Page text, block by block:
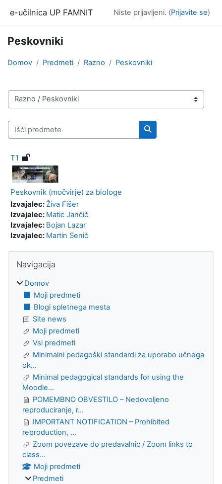
e-učilnica UP FAMNIT Niste prijavljeni. (Prijavite se)
Peskovniki
Domov Predmeti Razno Peskovniki
Kategorije predmetov
Išči predmete
Išči predmete
T1
Peskovnik (močvirje) za biologe
Izvajalec: Živa Fišer
Izvajalec: Matic Jančič
Izvajalec: Bojan Lazar
Izvajalec: Martin Senič
Bloki
Navigacija
Domov
Moji predmeti
Blogi spletnega mesta
Site news
Moji predmeti
Vsi predmeti
Minimalni pedagoški standardi za uporabo učnega
ok...
Minimal pedagogical standards for using the
Moodle...
POMEMBNO OBVESTILO – Nedovoljeno
reproduciranje, r...
IMPORTANT NOTIFICATION – Prohibited
reproduction, ...
Zoom povezave do predavalnic / Zoom links to
class...
Moji predmeti
Predmeti